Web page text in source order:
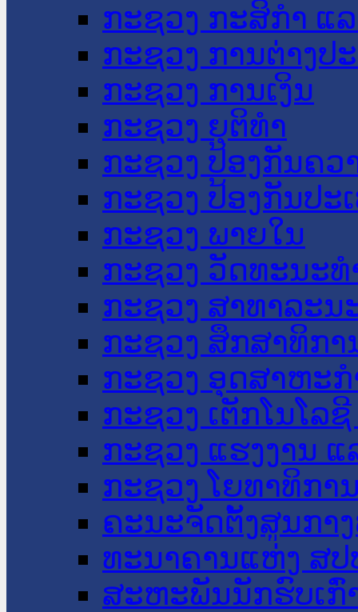
ກະຊວງ ກະສິກຳ ແ
ກະຊວງ ການຕ່າງປ
ກະຊວງ ການເງິນ
ກະຊວງ ຍຸຕິທໍາ
ກະຊວງ ປ້ອງກັນຄວ
ກະຊວງ ປ້ອງກັນປະ
ກະຊວງ ພາຍໃນ
ກະຊວງ ວັດທະນະ
ກະຊວງ ສາທາລະນ
ກະຊວງ ສຶກສາທິກາ
ກະຊວງ ອຸດສາຫະ
ກະຊວງ ເຕັກໂນໂລ
ກະຊວງ ແຮງງານ
ກະຊວງ ໂຍທາທິກາ
ຄະນະຈັດຕັ້ງສູນກາ
ທະນາຄານແຫ່ງ ສປ
ສະຫະພັນນັກຮົບເກົ່